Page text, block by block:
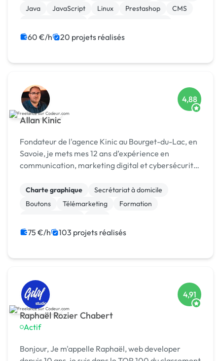
Java
JavaScript Linux Prestashop
CMS
60 €/h 20 projets réalisés
Allan Kinic
4,88
Fondateur de l'agence Kinic au Bourget-du-Lac, en
Savoie, je mets mes 12 ans d’expérience en
communication, marketing digital et cybersécurité
le secteur du sport, je conçois des stratégies de
mar...
Charte graphique
Secrétariat à domicile
Boutons
Télémarketing
Formation
Campagne display avec bannières
75 €/h 103 projets réalisés
Raphaël Rozier Chabert
Actif
4,91
Bonjour, Je m'appelle Raphaël, web developer